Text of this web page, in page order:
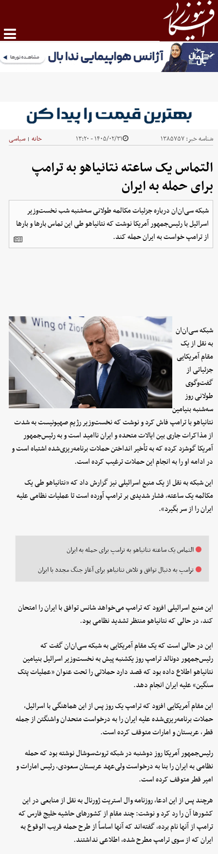
شناسه خبر:۱۳۸۵۷۵۷ ۱۴۰۵/۰۲/۳۱ - ۱۳:۲۰ خانه | سیاسی
التماس یک ساعته نتانیاهو به ترامپ
برای حمله به ایران
شبکه سی‌ان‌ان درباره جزئیات مکالمه طولانی سه‌شنبه شب نخست‌وزیر
اسرائیل با رئیس‌جمهور آمریکا نوشت که نتانیاهو طی این تماس بارها و بارها
از ترامپ خواست به ایران حمله کند.
شبکه سی‌ان‌ان
به نقل از یک
مقام آمریکایی
جزئیاتی از
گفت‌وگوی
طولانی روز
سه‌شنبه بنیامین
نتانیاهو با ترامپ فاش کرد و نوشت که نخست‌وزیر رژیم صهیونیست به شدت
از مذاکرات جاری بین ایالات متحده و ایران ناامید است و به رئیس‌جمهور
آمریکا گوشزد کرده که به تأخیر انداختن حملات برنامه‌ریزی‌شده اشتباه است و
در ادامه او را به انجام این حملات ترغیب کرده است.
این شبکه به نقل از یک منبع اسرائیلی نیز گزارش داد که «نتانیاهو طی یک
مکالمه یک ساعته، فشار شدیدی بر ترامپ آورده است تا عملیات نظامی علیه
ایران را از سر بگیرد».
التماس یک ساعته نتانیاهو به ترامپ برای حمله به ایران
ترامپ به دنبال توافق و تلاش نتانیاهو برای آغاز جنگ مجدد با ایران
این منبع اسرائیلی افزود که ترامپ می‌خواهد شانس توافق با ایران را امتحان
کند، در حالی که نتانیاهو منتظر تشدید نظامی بود.
این در حالی است که یک مقام آمریکایی به شبکه سی‌ان‌ان گفت که
رئیس‌جمهور دونالد ترامپ روز یکشنبه پیش به نخست‌وزیر اسرائیل بنیامین
نتانیاهو اطلاع داده بود که قصد دارد حملاتی را تحت عنوان «عملیات پتک
سنگین» علیه ایران انجام دهد.
این مقام آمریکایی افزود که ترامپ یک روز پس از این هماهنگی با اسرائیل،
حملات برنامه‌ریزی‌شده علیه ایران را به درخواست متحدان واشنگتن از جمله
قطر، عربستان و امارات متوقف کرده است.
رئیس‌جمهور آمریکا روز دوشنبه در شبکه تروث‌سوشال نوشته بود که حمله
نظامی به ایران را بنا به درخواست ولی‌عهد عربستان سعودی، رئیس امارات و
امیر قطر متوقف کرده است.
هرچند پس از این ادعا، روزنامه وال استریت ژورنال به نقل از منابعی در این
کشورها آن را رد کرد و نوشت: چند مقام از کشورهای حاشیه خلیج فارس که
ترامپ از آنها نام برده، گفته‌اند که آنها اساساً از طرح حمله قریب الوقوع به
ایران که از سوی ترامپ مطرح شده، اطلاعی نداشتند.